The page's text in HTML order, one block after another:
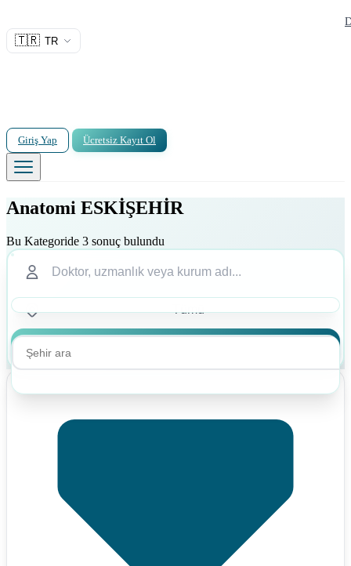
🇹🇷 TR
Giriş Yap Ücretsiz Kayıt Ol
Anatomi ESKİŞEHİR
Bu Kategoride 3 sonuç bulundu